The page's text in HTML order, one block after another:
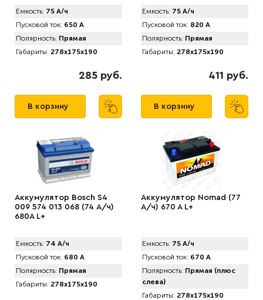
Емкость: 75 А/ч
Пусковой ток: 650 А
Полярность: Прямая
Габариты: 278x175x190
285 руб.
В корзину
Емкость: 75 А/ч
Пусковой ток: 820 А
Полярность: Прямая
Габариты: 278x175x190
411 руб.
В корзину
Аккумулятор Bosch S4
009 574 013 068 (74 А/ч)
680A L+
Емкость: 74 А/ч
Пусковой ток: 680 А
Полярность: Прямая
Габариты: 278x175x190
Аккумулятор Nomad (77
А/ч) 670 A L+
Емкость: 75 А/ч
Пусковой ток: 670 А
Полярность: Прямая (плюс
слева)
Габариты: 278x175x190